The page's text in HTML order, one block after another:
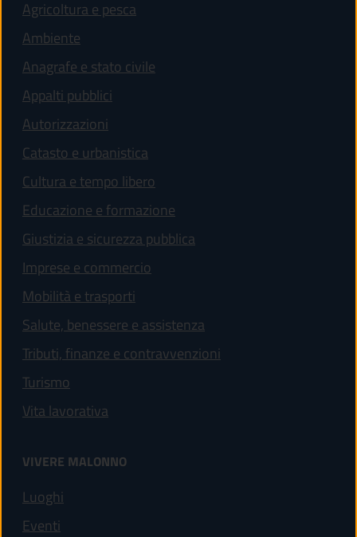
Agricoltura e pesca
Ambiente
Anagrafe e stato civile
Appalti pubblici
Autorizzazioni
Catasto e urbanistica
Cultura e tempo libero
Educazione e formazione
Giustizia e sicurezza pubblica
Imprese e commercio
Mobilità e trasporti
Salute, benessere e assistenza
Tributi, finanze e contravvenzioni
Turismo
Vita lavorativa
VIVERE MALONNO
Luoghi
Eventi